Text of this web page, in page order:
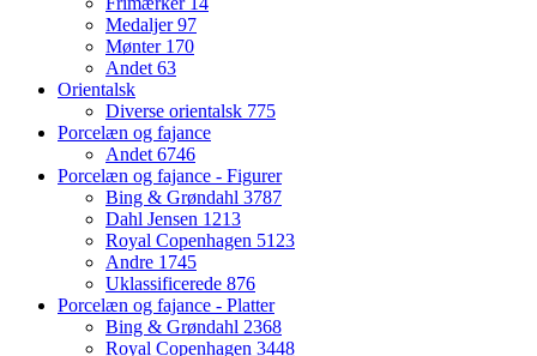
Medaljer97
Mønter 170
Andet63
Orientalsk
Diverse orientalsk 775
Porcelæn og fajance
Andet6746
Porcelæn og fajance - Figurer
Bing & Grøndahl 3787
Dahl Jensen 1213
Royal Copenhagen 5123
Andre 1745
Uklassificerede 876
Porcelæn og fajance - Platter
Bing & Grøndahl 2368
Royal Copenhagen 3448